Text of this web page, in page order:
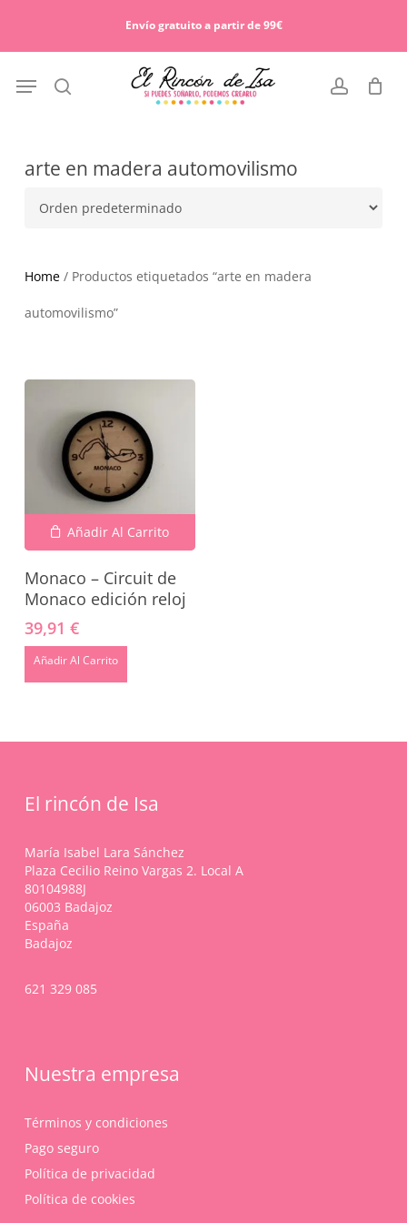
Envío gratuito a partir de 99€
search account
Menu
Cart
arte en madera automovilismo
Home/ Productos etiquetados “arte en madera
automovilismo”
Añadir Al Carrito
Monaco – Circuit de
Monaco edición reloj
39,91 €
Añadir Al Carrito
El rincón de Isa
María Isabel Lara Sánchez
Plaza Cecilio Reino Vargas 2. Local A
80104988J
06003 Badajoz
España
Badajoz
621 329 085
Nuestra empresa
Términos y condiciones
Pago seguro
Política de privacidad
Política de cookies